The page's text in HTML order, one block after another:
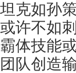
克如孙
许不如
体技能
队创造